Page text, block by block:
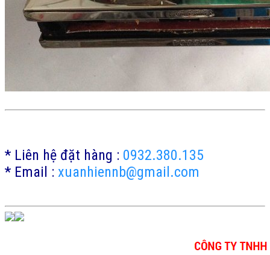
* Liên hệ đặt hàng : 0932.380.135
* Email : xuanhiennb@gmail.com